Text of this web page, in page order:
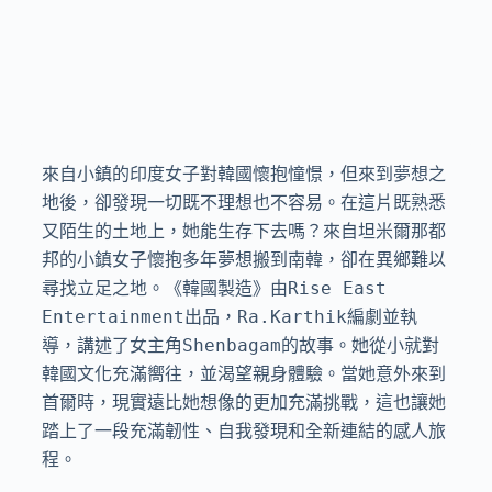
來自小鎮的印度女子對韓國懷抱憧憬，但來到夢想之
地後，卻發現一切既不理想也不容易。在這片既熟悉
又陌生的土地上，她能生存下去嗎？來自坦米爾那都
邦的小鎮女子懷抱多年夢想搬到南韓，卻在異鄉難以
尋找立足之地。《韓國製造》由Rise East
Entertainment出品，Ra.Karthik編劇並執
導，講述了女主角Shenbagam的故事。她從小就對
韓國文化充滿嚮往，並渴望親身體驗。當她意外來到
首爾時，現實遠比她想像的更加充滿挑戰，這也讓她
踏上了一段充滿韌性、自我發現和全新連結的感人旅